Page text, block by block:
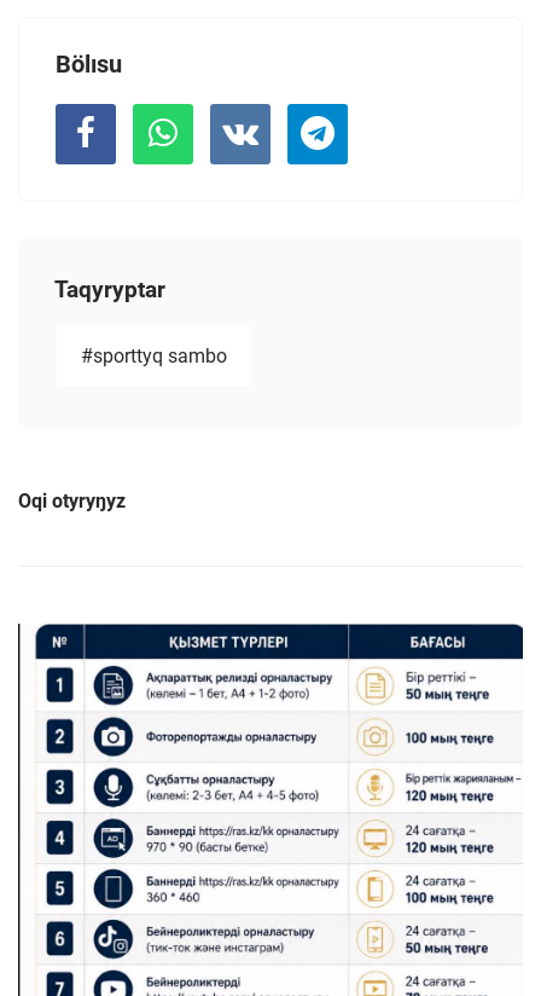
Bölısu
Taqyryptar
#sporttyq sambo
Oqi otyryŋyz